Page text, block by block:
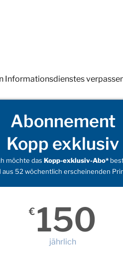
Informationsdienstes
Abonnement
Kopp exklusiv
möchte das Kopp-exklusiv-Abo*
aus 52 wöchentlich erscheinenden
€ 150
jährlich